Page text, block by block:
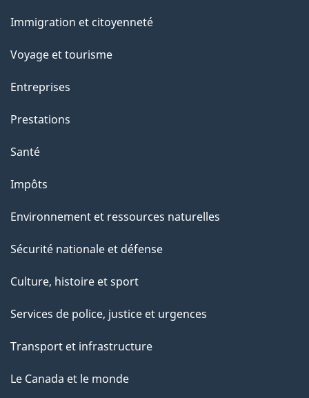
sujets
Immigration et citoyenneté
Voyage et tourisme
Entreprises
Prestations
Santé
Impôts
Environnement et ressources naturelles
Sécurité nationale et défense
Culture, histoire et sport
Services de police, justice et urgences
Transport et infrastructure
Le Canada et le monde